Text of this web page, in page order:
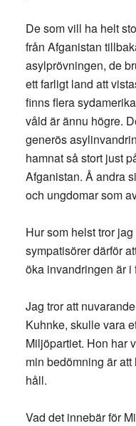
De som vill ha helt
från Afganistan
asylprövningen, de
ett farligt land att
finns flera
våld är ännu högre.
generös
hamnat så stort just
Afganistan. Å andra
och ungdomar som
Hur som helst tror
sympatisörer därför
öka invandringen är i
Jag tror att
Kuhnke, skulle vara
Miljöpartiet. Hon har
min bedömning är
håll.
Vad det innebär för